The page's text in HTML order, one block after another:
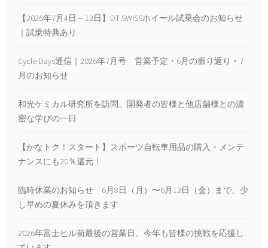
【2026年7月4日～12日】DT SWISSホイール試乗会のお知らせ
｜試乗特典あり
Cycle Days通信｜2026年7月号 営業予定・6月の振り返り・7
月のお知らせ
和光ケミカル研究所を訪問。開発者の皆様と他店舗様との濃
密な学びの一日
【かなトク！スタート】スポーツ自転車用品の購入・メンテ
ナンスにも20％還元！
臨時休業のお知らせ 6月8日（月）〜6月12日（金）まで、少
し早めの夏休みを頂きます
2026年富士ヒル前最後の営業日。今年も皆様の挑戦を応援し